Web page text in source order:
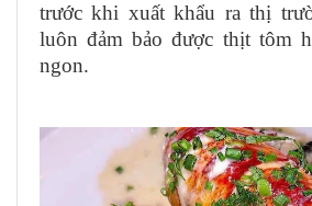
trước khi xuất khẩu ra thị
luôn đảm bảo được thịt tôm
ngon.